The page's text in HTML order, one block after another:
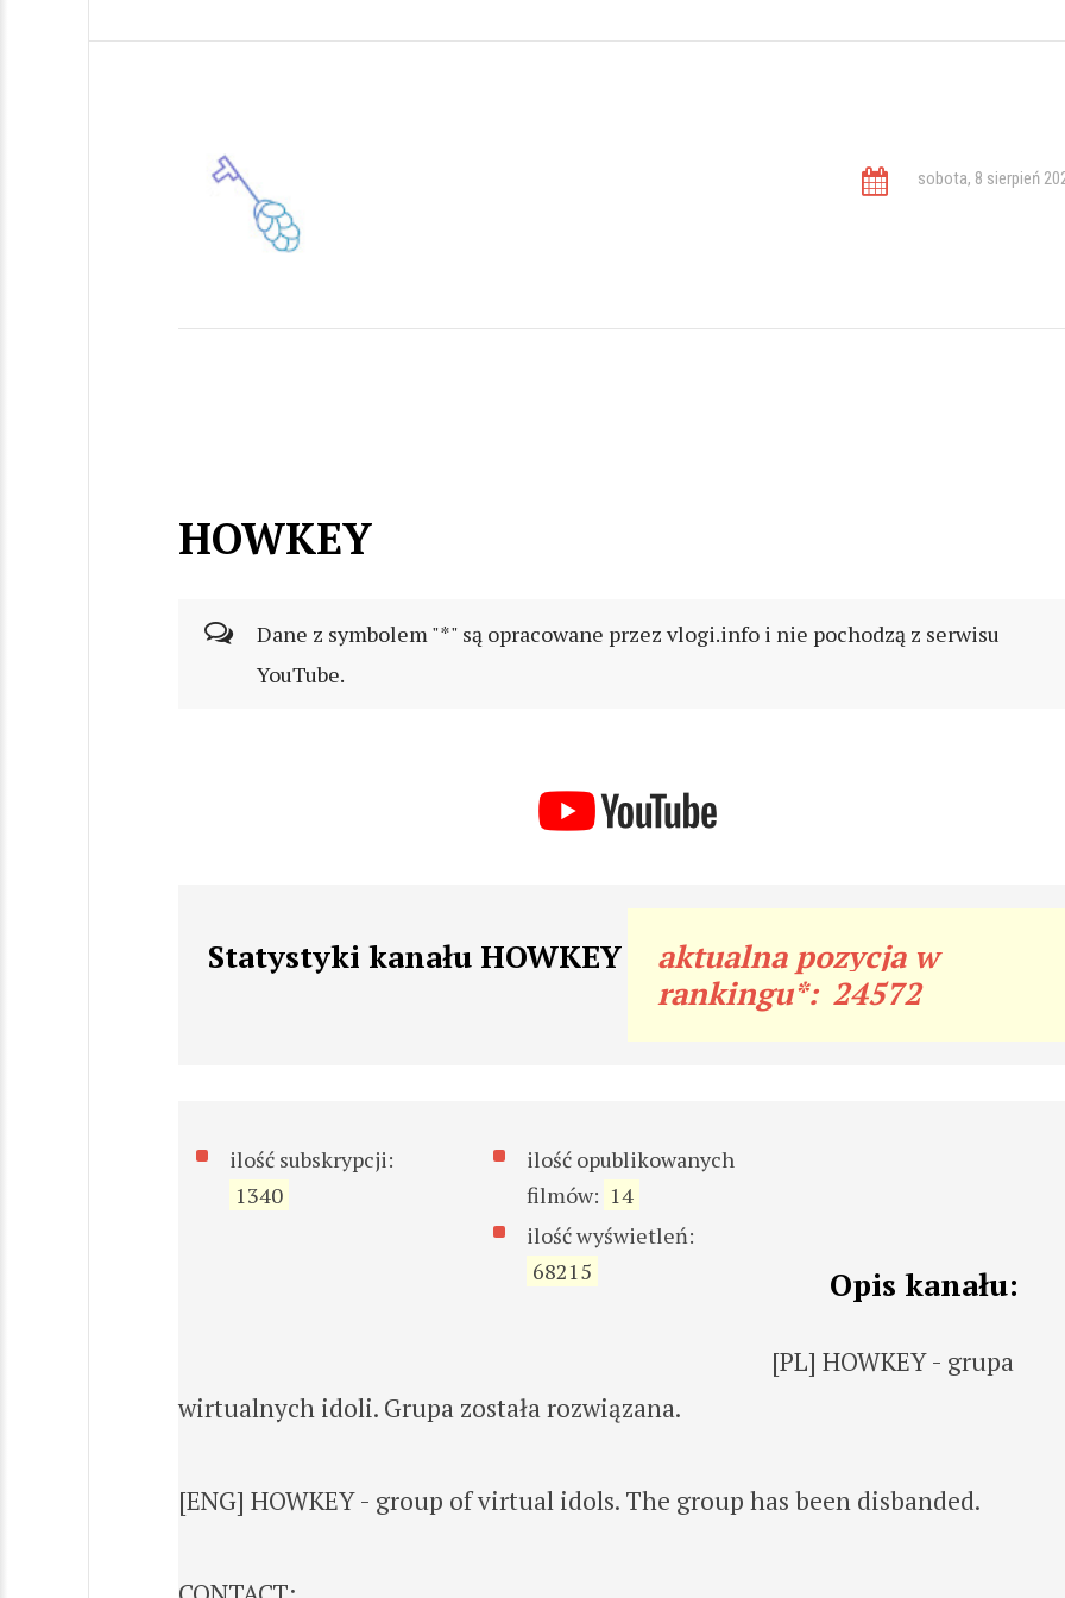
sobota, 8 sierpień
HOWKEY
Dane z symbolem "*" są opracowane przez vlogi.info i nie pochodzą z serwisu
YouTube.
Statystyki kanału HOWKEY
aktualna pozycja w
rankingu*: 24572
ilość subskrypcji:
1340
ilość opublikowanych
filmów: 14
ilość wyświetleń:
68215
Opis kanału:
[PL] HOWKEY - grupa
wirtualnych idoli. Grupa została rozwiązana.
[ENG] HOWKEY - group of virtual idols. The group has been disbanded.